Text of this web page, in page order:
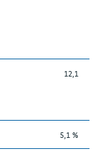
12,1
5,1 %